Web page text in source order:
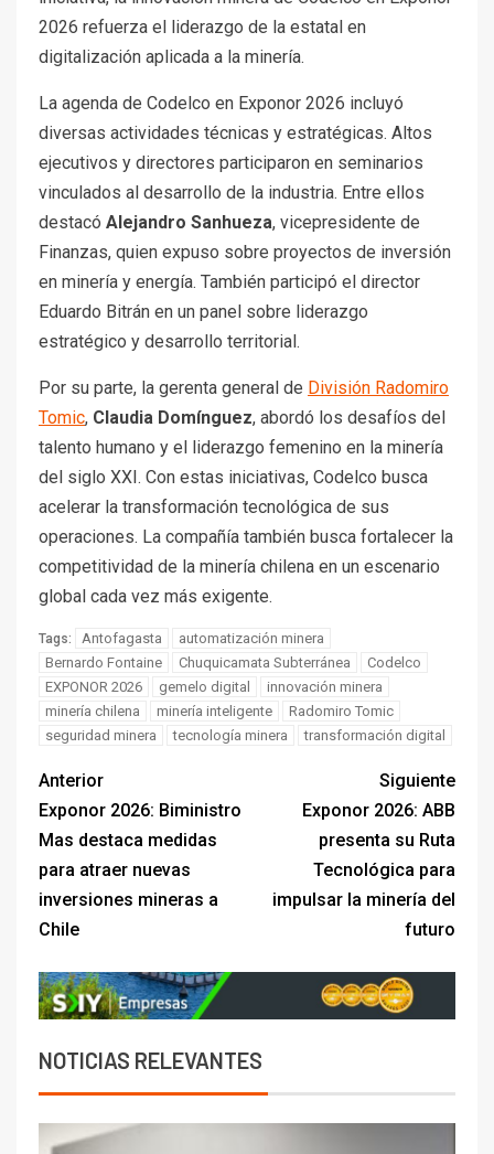
2026 refuerza el liderazgo de la estatal en
digitalización aplicada a la minería.
La agenda de Codelco en Exponor 2026 incluyó
diversas actividades técnicas y estratégicas. Altos
ejecutivos y directores participaron en seminarios
vinculados al desarrollo de la industria. Entre ellos
destacó Alejandro Sanhueza, vicepresidente de
Finanzas, quien expuso sobre proyectos de inversión
en minería y energía. También participó el director
Eduardo Bitrán en un panel sobre liderazgo
estratégico y desarrollo territorial.
Por su parte, la gerenta general de División Radomiro
Tomic, Claudia Domínguez, abordó los desafíos del
talento humano y el liderazgo femenino en la minería
del siglo XXI. Con estas iniciativas, Codelco busca
acelerar la transformación tecnológica de sus
operaciones. La compañía también busca fortalecer la
competitividad de la minería chilena en un escenario
global cada vez más exigente.
Tags: Antofagasta
automatización minera
Bernardo Fontaine
Chuquicamata Subterránea
Codelco
EXPONOR 2026
gemelo digital
innovación minera
minería chilena
minería inteligente
Radomiro Tomic
seguridad minera
tecnología minera transformación digital
Anterior
Exponor 2026: Biministro
Mas destaca medidas
para atraer nuevas
inversiones mineras a
Chile
Siguiente
Exponor 2026: ABB
presenta su Ruta
Tecnológica para
impulsar la minería del
futuro
NOTICIAS RELEVANTES